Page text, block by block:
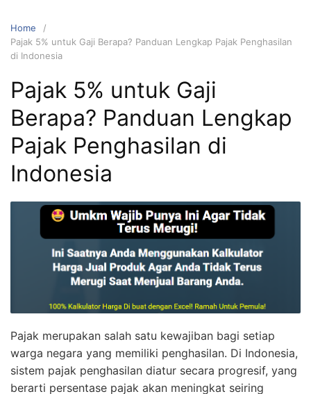
Home
Pajak 5% untuk Gaji Berapa? Panduan Lengkap Pajak Penghasilan
di Indonesia
Pajak 5% untuk Gaji
Berapa? Panduan Lengkap
Pajak Penghasilan di
Indonesia
Pajak merupakan salah satu kewajiban bagi setiap
warga negara yang memiliki penghasilan. Di Indonesia,
sistem pajak penghasilan diatur secara progresif, yang
berarti persentase pajak akan meningkat seiring